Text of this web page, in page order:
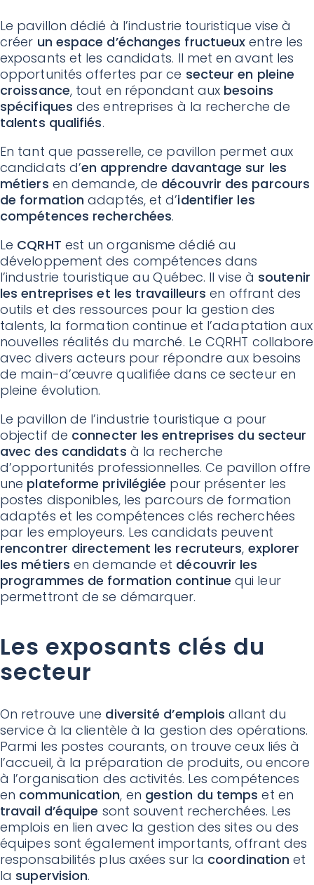
Le pavillon dédié à l’industrie touristique vise à
créer un espace d’échanges fructueux entre les
exposants et les candidats. Il met en avant les
opportunités offertes par ce secteur en pleine
croissance, tout en répondant aux besoins
spécifiques des entreprises à la recherche de
talents qualifiés.
En tant que passerelle, ce pavillon permet aux
candidats d’en apprendre davantage sur les
métiers en demande, de découvrir des parcours
de formation adaptés, et d’identifier les
compétences recherchées.
Le CQRHT est un organisme dédié au
développement des compétences dans
l’industrie touristique au Québec. Il vise à soutenir
les entreprises et les travailleurs en offrant des
outils et des ressources pour la gestion des
talents, la formation continue et l’adaptation aux
nouvelles réalités du marché. Le CQRHT collabore
avec divers acteurs pour répondre aux besoins
de main-d’œuvre qualifiée dans ce secteur en
pleine évolution.
Le pavillon de l’industrie touristique a pour
objectif de connecter les entreprises du secteur
avec des candidats à la recherche
d’opportunités professionnelles. Ce pavillon offre
une plateforme privilégiée pour présenter les
postes disponibles, les parcours de formation
adaptés et les compétences clés recherchées
par les employeurs. Les candidats peuvent
rencontrer directement les recruteurs, explorer
les métiers en demande et découvrir les
programmes de formation continue qui leur
permettront de se démarquer.
Les exposants clés du
secteur
On retrouve une diversité d’emplois allant du
service à la clientèle à la gestion des opérations.
Parmi les postes courants, on trouve ceux liés à
l’accueil, à la préparation de produits, ou encore
à l’organisation des activités. Les compétences
en communication, en gestion du temps et en
travail d’équipe sont souvent recherchées. Les
emplois en lien avec la gestion des sites ou des
équipes sont également importants, offrant des
responsabilités plus axées sur la coordination et
la supervision.